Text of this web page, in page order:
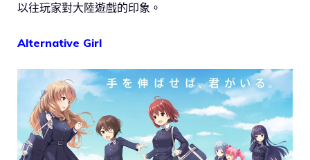
以往玩家對大陸遊戲的印象。
Alternative Girl